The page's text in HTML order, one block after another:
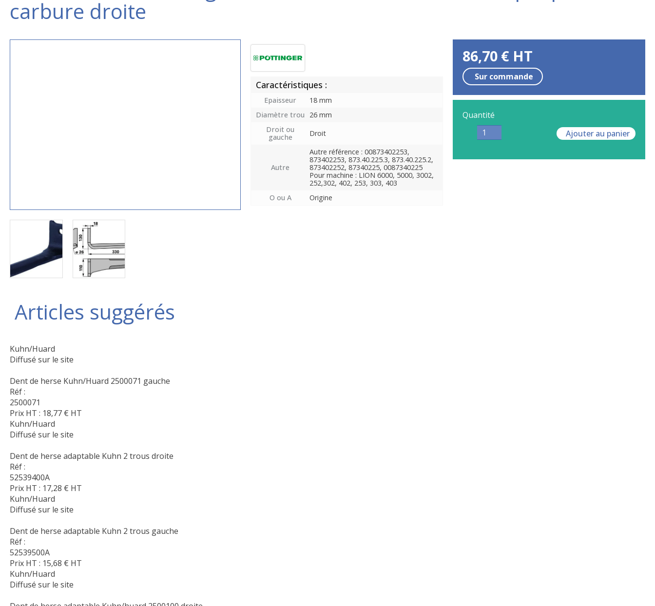
carbure droite
Caractéristiques :
Epaisseur
18 mm
Diamètre trou
26 mm
Droit ou
gauche
Droit
Autre
Autre référence : 00873402253,
873402253, 873.40.225.3, 873.40.225.2,
873402252, 87340225, 0087340225
Pour machine : LION 6000, 5000, 3002,
252,302, 402, 253, 303, 403
O ou A
Origine
86,70 € HT
Sur commande
Quantité
Ajouter au panier
Articles suggérés
Kuhn/Huard
Diffusé sur le site
Dent de herse Kuhn/Huard 2500071 gauche
Réf :
2500071
Prix HT : 18,77 € HT
Kuhn/Huard
Diffusé sur le site
Dent de herse adaptable Kuhn 2 trous droite
Réf :
52539400A
Prix HT : 17,28 € HT
Kuhn/Huard
Diffusé sur le site
Dent de herse adaptable Kuhn 2 trous gauche
Réf :
52539500A
Prix HT : 15,68 € HT
Kuhn/Huard
Diffusé sur le site